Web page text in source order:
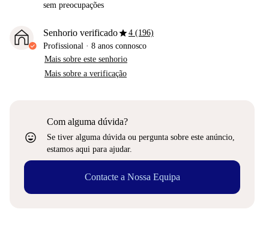
sem preocupações
Senhorio verificadostar4 (196)
Profissional · 8 anos connosco
Mais sobre este senhorio
Mais sobre a verificação
sentiment_very_satisfied
Com alguma dúvida?
Se tiver alguma dúvida ou pergunta sobre este anúncio,
estamos aqui para ajudar.
Contacte a Nossa Equipa